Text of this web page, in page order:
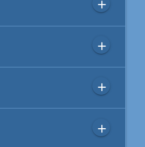
add
add
add
add